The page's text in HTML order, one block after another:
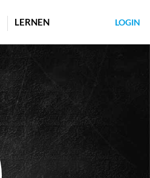
LERNEN LOGIN